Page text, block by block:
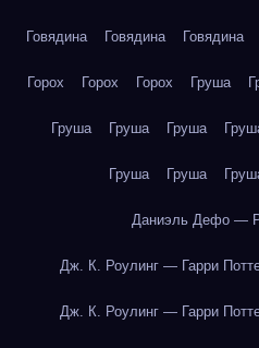
Говядина Говядина Говядина
Горох Горох Горох Груша
Груша Груша Груша
Груша Груша
Даниэль Дефо —
Дж. К. Роулинг — Гарри
Дж. К. Роулинг — Гарри